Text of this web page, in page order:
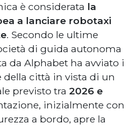
è considerata la
a lanciare robotaxi
. Secondo le ultime
di guida autonoma
da Alphabet ha avviato i
della città in vista di un
previsto tra 2026 e
inizialmente con
a bordo, apre la